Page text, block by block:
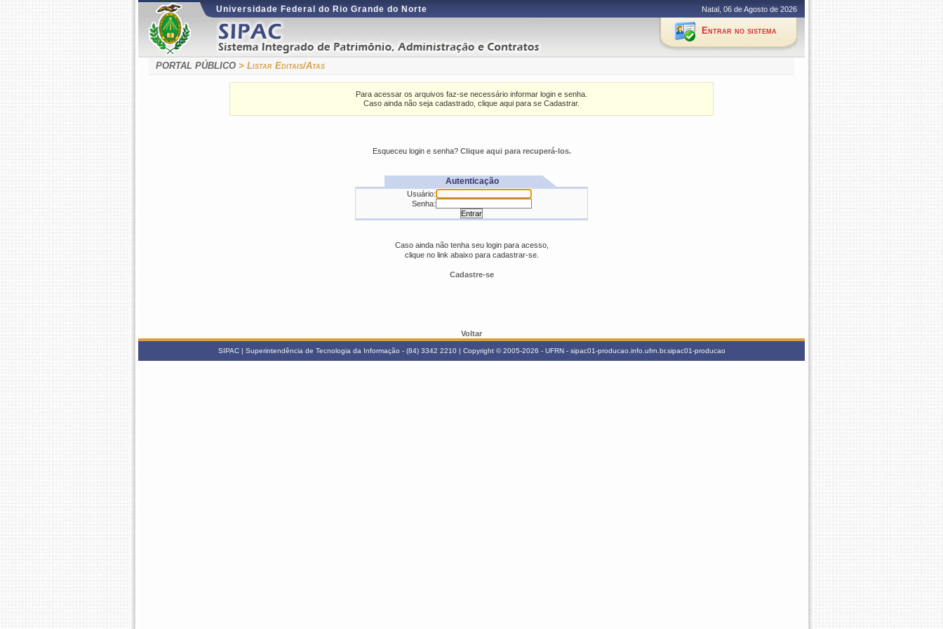
Universidade Federal do Rio Grande do Norte Natal, 06 de Agosto de 2026
Entrar no sistema
PORTAL PÚBLICO > Listar Editais/Atas
Para acessar os arquivos faz-se necessário informar login e senha.
Caso ainda não seja cadastrado, clique aqui para se Cadastrar.
Esqueceu login e senha? Clique aqui para recuperá-los.
Autenticação
Usuário:
Senha:
Caso ainda não tenha seu login para acesso,
clique no link abaixo para cadastrar-se.
Cadastre-se
Voltar
SIPAC | Superintendência de Tecnologia da Informação - (84) 3342 2210 | Copyright © 2005-2026 - UFRN - sipac01-producao.info.ufrn.br.sipac01-producao